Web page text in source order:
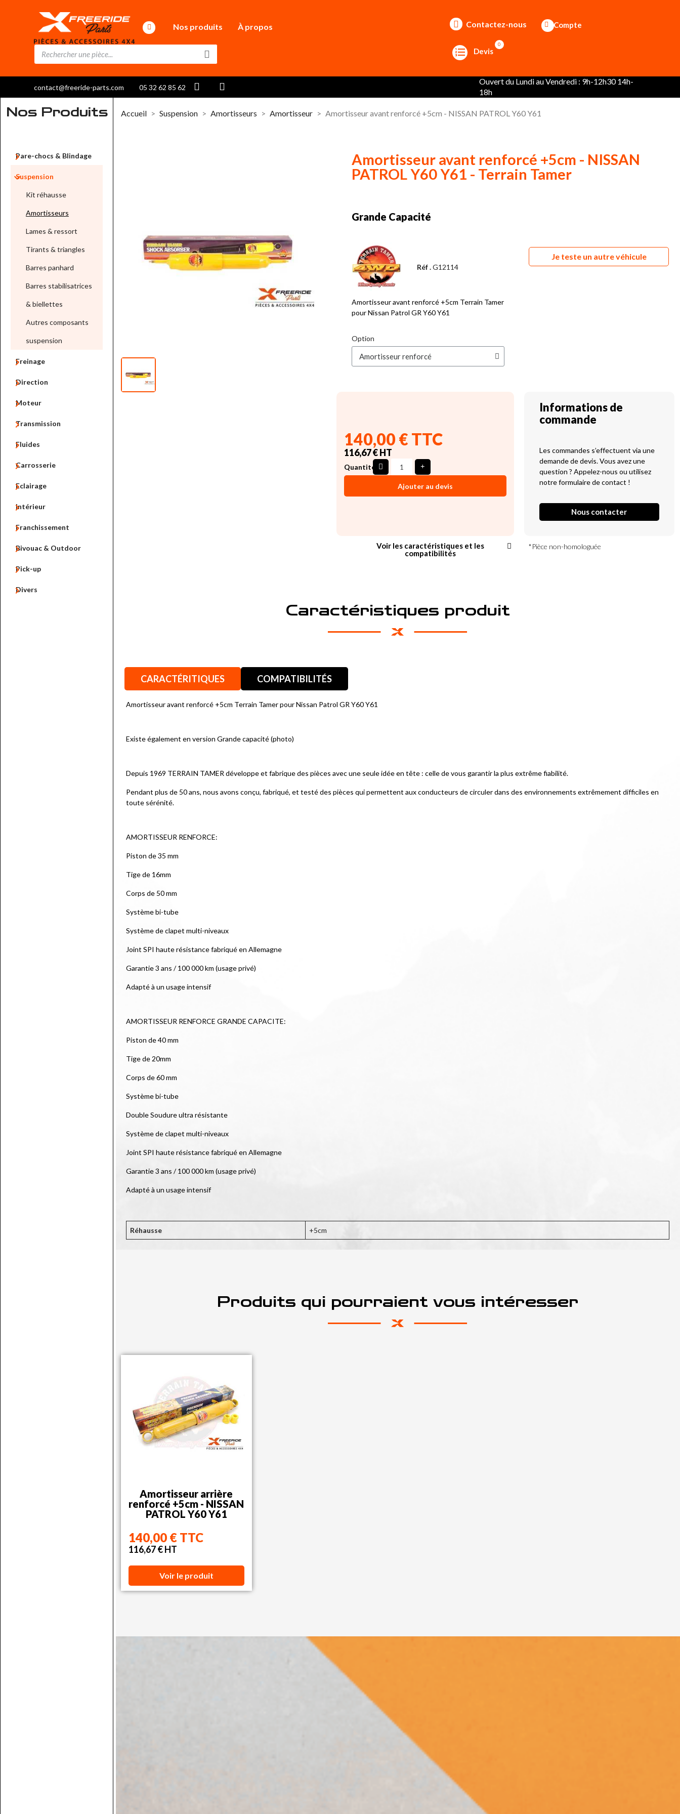
Nos produits À propos Contactez-nous Compte
Devis
0
contact@freeride-parts.com 05 32 62 85 62
Ouvert du Lundi au Vendredi : 9h-12h30 14h-
18h
Accueil Suspension Amortisseurs Amortisseur Amortisseur avant renforcé +5cm - NISSAN PATROL Y60 Y61
Nos Produits
Pare-chocs & Blindage

Suspension

Kit réhausse
Amortisseurs
Lames & ressort
Tirants & triangles
Barres panhard
Barres stabilisatrices
& biellettes
Autres composants
suspension
Freinage

Direction

Moteur

Transmission

Fluides

Carrosserie

Eclairage

Intérieur

Franchissement

Bivouac & Outdoor

Pick-up

Divers

Amortisseur avant renforcé +5cm - NISSAN
PATROL Y60 Y61 - Terrain Tamer
Grande Capacité
Réf .G12114
Amortisseur avant renforcé +5cm Terrain Tamer
pour Nissan Patrol GR Y60 Y61
Option
Je teste un autre véhicule
140,00 € TTC
116,67 € HT
Quantité
Ajouter au devis
Informations de
commande
Les commandes s’effectuent via une
demande de devis. Vous avez une
question ? Appelez-nous ou utilisez
notre formulaire de contact !
Nous contacter
Voir les caractéristiques et les
compatibilités
*Pièce non-homologuée
Caractéristiques produit
CARACTÉRITIQUES COMPATIBILITÉS
Amortisseur avant renforcé +5cm Terrain Tamer pour Nissan Patrol GR Y60 Y61
Existe également en version Grande capacité (photo)
Depuis 1969 TERRAIN TAMER développe et fabrique des pièces avec une seule idée en tête : celle de vous garantir la plus extrême fiabilité.
Pendant plus de 50 ans, nous avons conçu, fabriqué, et testé des pièces qui permettent aux conducteurs de circuler dans des environnements extrêmement difficiles en
toute sérénité.
AMORTISSEUR RENFORCE:
Piston de 35 mm
Tige de 16mm
Corps de 50 mm
Système bi-tube
Système de clapet multi-niveaux
Joint SPI haute résistance fabriqué en Allemagne
Garantie 3 ans / 100 000 km (usage privé)
Adapté à un usage intensif
AMORTISSEUR RENFORCE GRANDE CAPACITE:
Piston de 40 mm
Tige de 20mm
Corps de 60 mm
Système bi-tube
Double Soudure ultra résistante
Système de clapet multi-niveaux
Joint SPI haute résistance fabriqué en Allemagne
Garantie 3 ans / 100 000 km (usage privé)
Adapté à un usage intensif
Réhausse +5cm
Produits qui pourraient vous intéresser
Amortisseur arrière
renforcé +5cm - NISSAN
PATROL Y60 Y61
140,00 € TTC
116,67 € HT
Voir le produit